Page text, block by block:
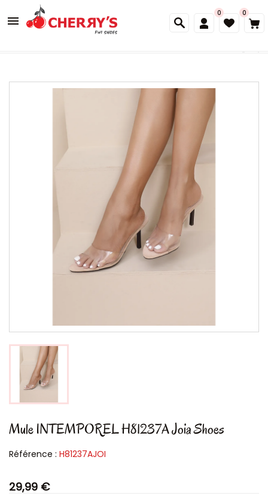

0
0
Mule INTEMPOREL H81237A Joia Shoes
Référence : H81237AJOI
29,99 €